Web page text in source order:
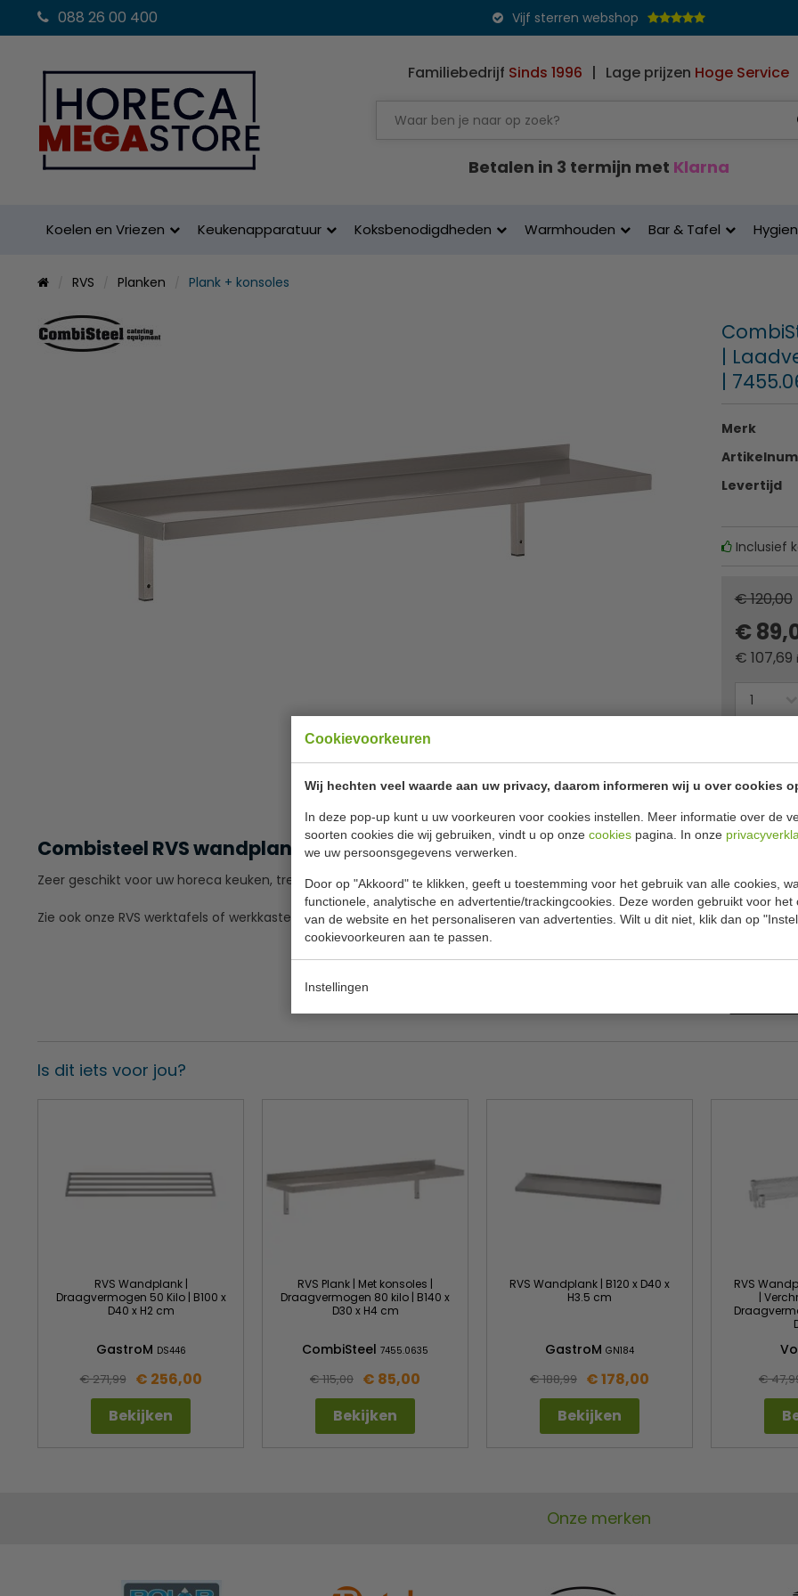
Cookievoorkeuren
Wij hechten veel waarde aan uw privacy, daarom informeren wij u over cookies
In deze pop-up kunt u uw voorkeuren voor cookies instellen. Meer informatie over de
soorten cookies die wij gebruiken, vindt u op onze cookies pagina. In onze
we uw persoonsgegevens verwerken.
Door op "Akkoord" te klikken, geeft u toestemming voor het gebruik van alle cookies,
functionele, analytische en advertentie/trackingcookies. Deze worden gebruikt voor het
van de website en het personaliseren van advertenties. Wilt u dit niet, klik dan op
cookievoorkeuren aan te passen.
Instellingen
088 26 00 400 Vijf sterren webshop
Familiebedrijf Sinds 1996 | Lage prijzen Hoge Service
Betalen in 3 termijn met Klarna
Koelen en Vriezen Keukenapparatuur Koksbenodigdheden Warmhouden Bar & Tafel
RVS Planken Plank + konsoles
|
|
Merk
Levertijd
Inclusief
€ 120,00
€
€ 107,69
✔ Gratis
Combisteel RVS wandplank van 40 cm diep + konsoles
Zeer geschikt voor uw horeca keuken, trendy restaurant, foodtruck of industriële interieurs.
Zie ook onze RVS werktafels of werkkasten.
Breedte
Hoogte
Gewicht
Is dit iets voor jou?
RVS Wandplank |
Draagvermogen 50 Kilo | B100 x
D40 x H2 cm
GastroM DS446
€ 271,99
€ 256,00
Bekijken
RVS Plank | Met konsoles |
Draagvermogen 80 kilo | B140 x
D30 x H4 cm
CombiSteel 7455.0635
€ 115,00 € 85,00
Bekijken
RVS Wandplank | B120 x D40 x
H3.5 cm
GastroM GN184
€ 188,99 € 178,00
Bekijken
RVS
|
€
Onze merken